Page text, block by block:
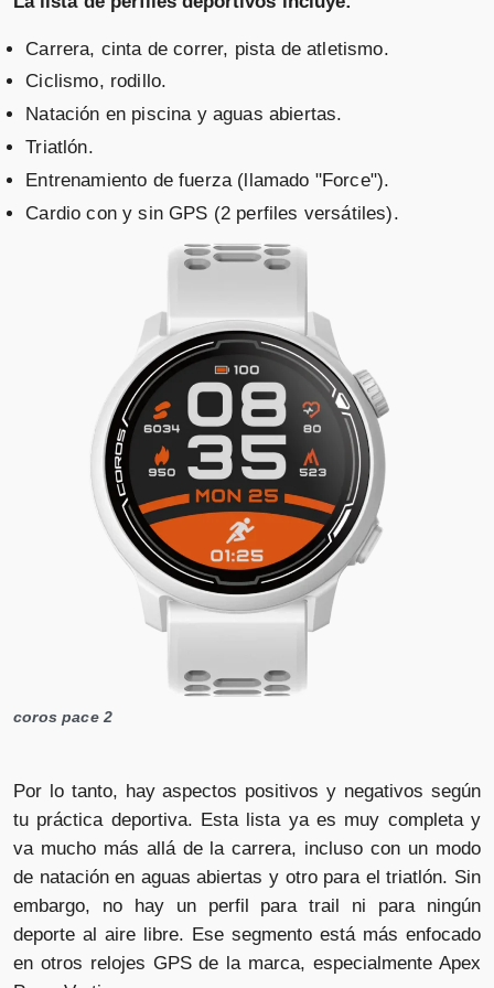
Carrera, cinta de correr, pista de atletismo.
Ciclismo, rodillo.
Natación en piscina y aguas abiertas.
Triatlón.
Entrenamiento de fuerza (llamado "Force").
Cardio con y sin GPS (2 perfiles versátiles).
coros pace 2
Por lo tanto, hay aspectos positivos y negativos según
tu práctica deportiva. Esta lista ya es muy completa y
va mucho más allá de la carrera, incluso con un modo
de natación en aguas abiertas y otro para el triatlón. Sin
embargo, no hay un perfil para trail ni para ningún
deporte al aire libre. Ese segmento está más enfocado
en otros relojes GPS de la marca, especialmente Apex